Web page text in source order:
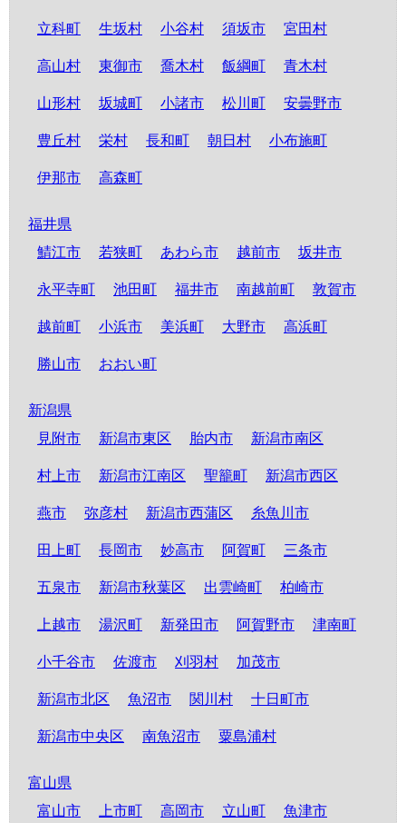
立科町 生坂村 小谷村 須坂市 宮田村
高山村 東御市 喬木村 飯綱町 青木村
山形村 坂城町 小諸市 松川町 安曇野市
豊丘村 栄村 長和町 朝日村 小布施町
伊那市 高森町
福井県
鯖江市
若狭町 あわら市 越前市 坂井市
永平寺町 池田町 福井市 南越前町 敦賀市
越前町 小浜市 美浜町 大野市 高浜町
勝山市 おおい町
新潟県
見附市
新潟市東区 胎内市 新潟市南区
村上市 新潟市江南区 聖籠町 新潟市西区
燕市 弥彦村 新潟市西蒲区 糸魚川市
田上町 長岡市 妙高市 阿賀町 三条市
五泉市 新潟市秋葉区 出雲崎町 柏崎市
上越市 湯沢町 新発田市 阿賀野市 津南町
小千谷市 佐渡市 刈羽村 加茂市
新潟市北区 魚沼市 関川村 十日町市
新潟市中央区 南魚沼市 粟島浦村
富山県
富山市
上市町 高岡市 立山町 魚津市